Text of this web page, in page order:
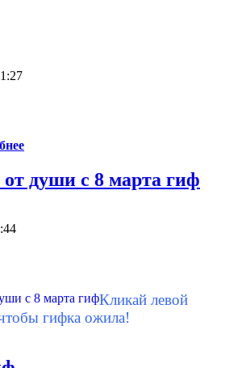
души с 8 марта гиф
Кликай левой
гифка ожила!